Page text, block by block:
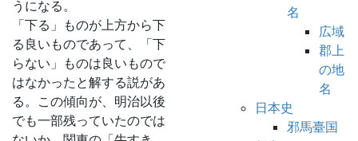
うになる。
「下る」ものが上方から下
る良いものであって、「下
らない」ものは良いもので
はなかったと解する説があ
る。この傾向が、明治以後
でも一部残っていたのでは
名
広域
郡上
の地
名
日本史
邪馬臺国